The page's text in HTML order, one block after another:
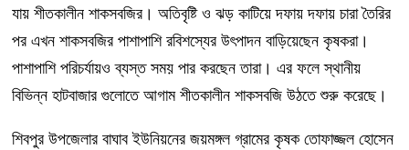
যায় শীতকালীন শাকসবজির। অতিবৃষ্টি ও ঝড় কাটিয়ে দফায় দফায় চারা তৈরির
পর এখন শাকসবজির পাশাপাশি রবিশস্যের উৎপাদন বাড়িয়েছেন কৃষকরা।
পাশাপাশি পরিচর্যায়ও ব্যস্ত সময় পার করছেন তারা। এর ফলে স্থানীয়
বিভিন্ন হাটবাজার গুলোতে আগাম শীতকালীন শাকসবজি উঠতে শুরু করেছে।
শিবপুর উপজেলার বাঘাব ইউনিয়নের জয়মঙ্গল গ্রামের কৃষক তোফাজ্জল হোসেন